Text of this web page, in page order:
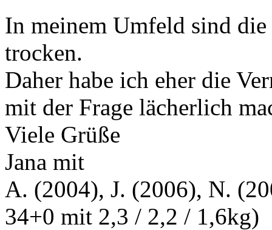
In meinem Umfeld sind
trocken.
Daher habe ich eher die
mit der Frage lächerlich
Viele Grüße
Jana mit
A. (2004), J. (2006), N.
34+0 mit 2,3 / 2,2 / 1,6kg)